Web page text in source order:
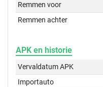
Remmen voor
Remmen achter
APK en historie
Vervaldatum APK
Importauto